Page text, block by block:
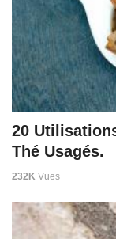
20
Thé Usagés.
232K Vues